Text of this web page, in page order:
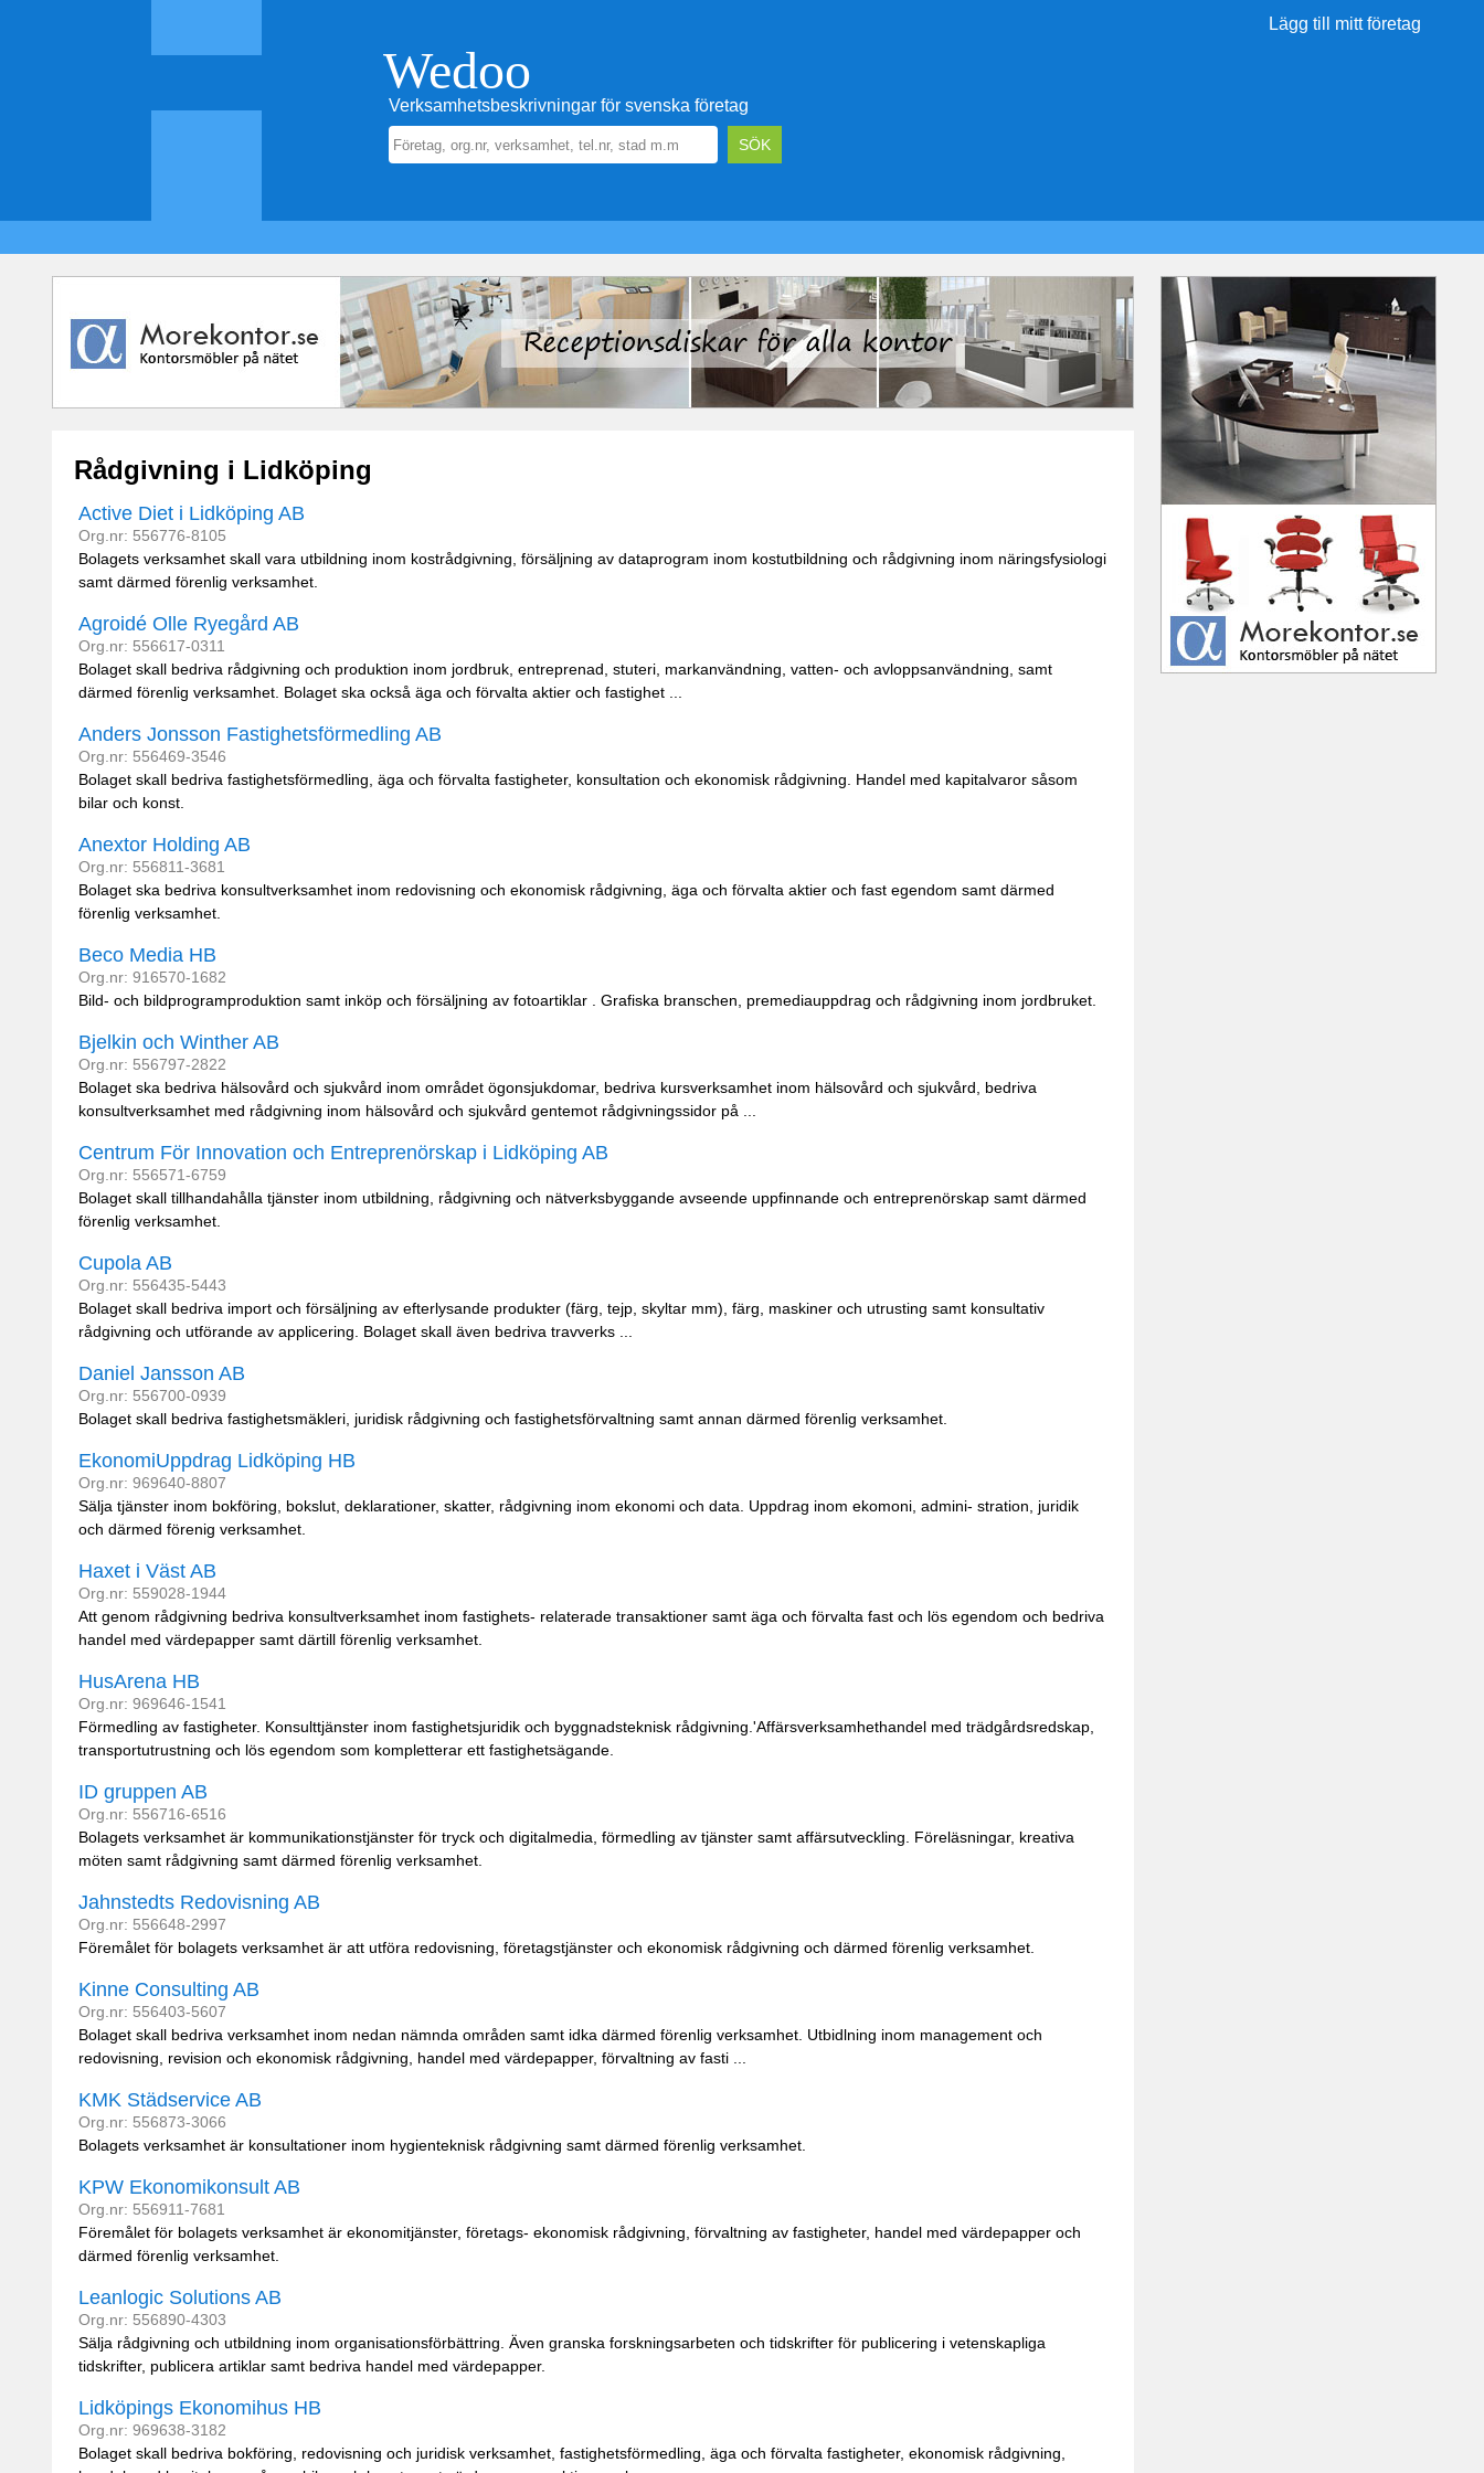
Lägg till mitt företag
Wedoo
Verksamhetsbeskrivningar för svenska företag
Rådgivning i Lidköping
Active Diet i Lidköping AB
Org.nr: 556776-8105
Bolagets verksamhet skall vara utbildning inom kostrådgivning, försäljning av dataprogram inom kostutbildning och rådgivning inom näringsfysiologi
samt därmed förenlig verksamhet.
Agroidé Olle Ryegård AB
Org.nr: 556617-0311
Bolaget skall bedriva rådgivning och produktion inom jordbruk, entreprenad, stuteri, markanvändning, vatten- och avloppsanvändning, samt
därmed förenlig verksamhet. Bolaget ska också äga och förvalta aktier och fastighet ...
Anders Jonsson Fastighetsförmedling AB
Org.nr: 556469-3546
Bolaget skall bedriva fastighetsförmedling, äga och förvalta fastigheter, konsultation och ekonomisk rådgivning. Handel med kapitalvaror såsom
bilar och konst.
Anextor Holding AB
Org.nr: 556811-3681
Bolaget ska bedriva konsultverksamhet inom redovisning och ekonomisk rådgivning, äga och förvalta aktier och fast egendom samt därmed
förenlig verksamhet.
Beco Media HB
Org.nr: 916570-1682
Bild- och bildprogramproduktion samt inköp och försäljning av fotoartiklar . Grafiska branschen, premediauppdrag och rådgivning inom jordbruket.
Bjelkin och Winther AB
Org.nr: 556797-2822
Bolaget ska bedriva hälsovård och sjukvård inom området ögonsjukdomar, bedriva kursverksamhet inom hälsovård och sjukvård, bedriva
konsultverksamhet med rådgivning inom hälsovård och sjukvård gentemot rådgivningssidor på ...
Centrum För Innovation och Entreprenörskap i Lidköping AB
Org.nr: 556571-6759
Bolaget skall tillhandahålla tjänster inom utbildning, rådgivning och nätverksbyggande avseende uppfinnande och entreprenörskap samt därmed
förenlig verksamhet.
Cupola AB
Org.nr: 556435-5443
Bolaget skall bedriva import och försäljning av efterlysande produkter (färg, tejp, skyltar mm), färg, maskiner och utrusting samt konsultativ
rådgivning och utförande av applicering. Bolaget skall även bedriva travverks ...
Daniel Jansson AB
Org.nr: 556700-0939
Bolaget skall bedriva fastighetsmäkleri, juridisk rådgivning och fastighetsförvaltning samt annan därmed förenlig verksamhet.
EkonomiUppdrag Lidköping HB
Org.nr: 969640-8807
Sälja tjänster inom bokföring, bokslut, deklarationer, skatter, rådgivning inom ekonomi och data. Uppdrag inom ekomoni, admini- stration, juridik
och därmed förenig verksamhet.
Haxet i Väst AB
Org.nr: 559028-1944
Att genom rådgivning bedriva konsultverksamhet inom fastighets- relaterade transaktioner samt äga och förvalta fast och lös egendom och bedriva
handel med värdepapper samt därtill förenlig verksamhet.
HusArena HB
Org.nr: 969646-1541
Förmedling av fastigheter. Konsulttjänster inom fastighetsjuridik och byggnadsteknisk rådgivning.'Affärsverksamhethandel med trädgårdsredskap,
transportutrustning och lös egendom som kompletterar ett fastighetsägande.
ID gruppen AB
Org.nr: 556716-6516
Bolagets verksamhet är kommunikationstjänster för tryck och digitalmedia, förmedling av tjänster samt affärsutveckling. Föreläsningar, kreativa
möten samt rådgivning samt därmed förenlig verksamhet.
Jahnstedts Redovisning AB
Org.nr: 556648-2997
Föremålet för bolagets verksamhet är att utföra redovisning, företagstjänster och ekonomisk rådgivning och därmed förenlig verksamhet.
Kinne Consulting AB
Org.nr: 556403-5607
Bolaget skall bedriva verksamhet inom nedan nämnda områden samt idka därmed förenlig verksamhet. Utbidlning inom management och
redovisning, revision och ekonomisk rådgivning, handel med värdepapper, förvaltning av fasti ...
KMK Städservice AB
Org.nr: 556873-3066
Bolagets verksamhet är konsultationer inom hygienteknisk rådgivning samt därmed förenlig verksamhet.
KPW Ekonomikonsult AB
Org.nr: 556911-7681
Föremålet för bolagets verksamhet är ekonomitjänster, företags- ekonomisk rådgivning, förvaltning av fastigheter, handel med värdepapper och
därmed förenlig verksamhet.
Leanlogic Solutions AB
Org.nr: 556890-4303
Sälja rådgivning och utbildning inom organisationsförbättring. Även granska forskningsarbeten och tidskrifter för publicering i vetenskapliga
tidskrifter, publicera artiklar samt bedriva handel med värdepapper.
Lidköpings Ekonomihus HB
Org.nr: 969638-3182
Bolaget skall bedriva bokföring, redovisning och juridisk verksamhet, fastighetsförmedling, äga och förvalta fastigheter, ekonomisk rådgivning,